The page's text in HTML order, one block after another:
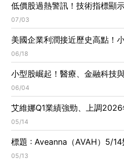
低價股過熱警訊！技術指標顯
襲
07/03
美國企業利潤接近歷史高點！
先市場
06/18
小型股崛起！醫療、金融科技
潛力超乎想像
06/04
艾維娜Q1業績強勁、上調
25.8億美元；Family First併購
05/14
標題 : Aveanna（AVAH）5/14
單：EPS估翻增、營收略低目標
05/13